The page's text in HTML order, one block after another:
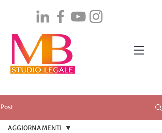
Post
AGGIORNAMENTI